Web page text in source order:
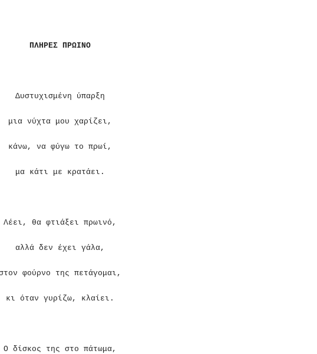
ΠΛΗΡΕΣ ΠΡΩΙΝΟ
Δυστυχισμένη ύπαρξη
μια νύχτα μου χαρίζει,
κάνω, να φύγω το πρωί,
μα κάτι με κρατάει.
Λέει, θα φτιάξει πρωινό,
αλλά δεν έχει γάλα,
φούρνο της πετάγομαι,
κι όταν γυρίζω, κλαίει.
Ο δίσκος της στο πάτωμα,